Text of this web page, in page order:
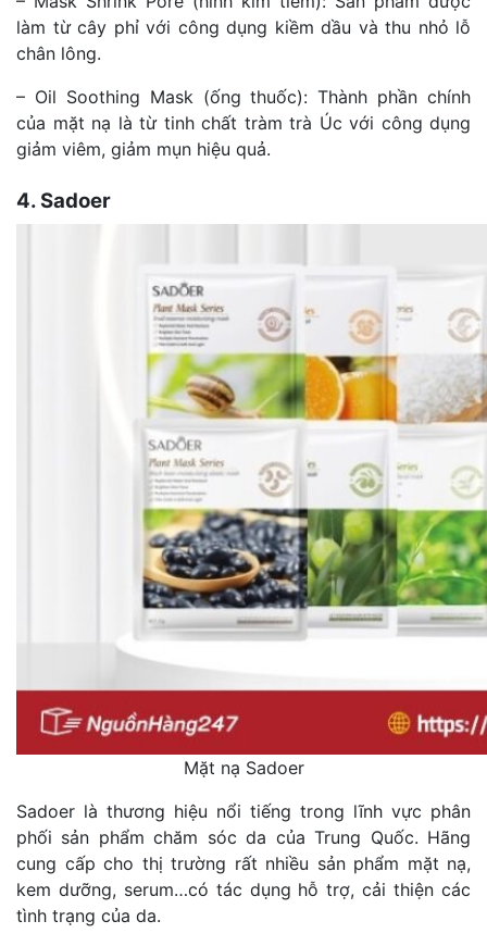
làm từ cây phỉ với công dụng kiềm dầu và thu nhỏ lỗ
chân lông.
– Oil Soothing Mask (ống thuốc): Thành phần chính
của mặt nạ là từ tinh chất tràm trà Úc với công dụng
giảm viêm, giảm mụn hiệu quả.
4. Sadoer
Mặt nạ Sadoer
Sadoer là thương hiệu nổi tiếng trong lĩnh vực phân
phối sản phẩm chăm sóc da của Trung Quốc. Hãng
cung cấp cho thị trường rất nhiều sản phẩm mặt nạ,
kem dưỡng, serum…có tác dụng hỗ trợ, cải thiện các
tình trạng của da.